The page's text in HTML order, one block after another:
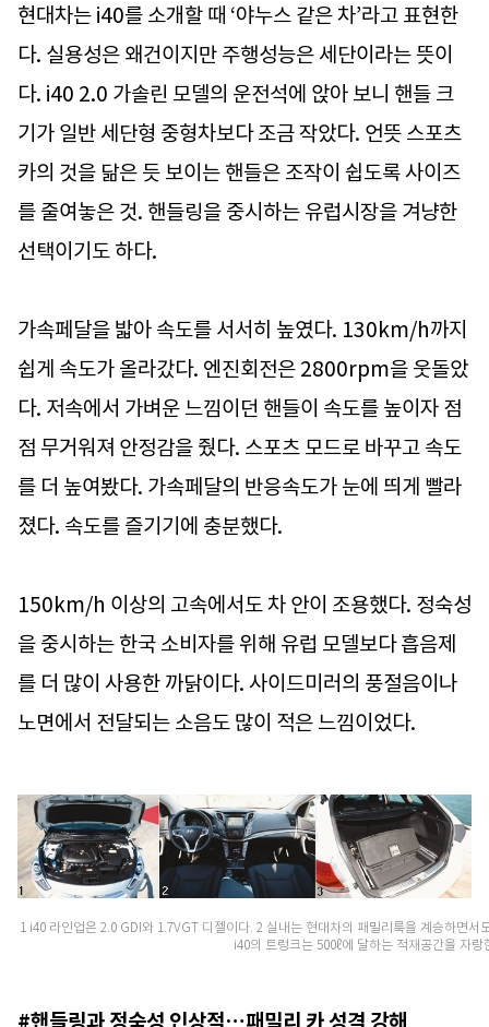
현대차는 i40를 소개할 때 ‘야누스 같은 차’라고 표현한
다. 실용성은 왜건이지만 주행성능은 세단이라는 뜻이
다. i40 2.0 가솔린 모델의 운전석에 앉아 보니 핸들 크
기가 일반 세단형 중형차보다 조금 작았다. 언뜻 스포츠
카의 것을 닮은 듯 보이는 핸들은 조작이 쉽도록 사이즈
를 줄여놓은 것. 핸들링을 중시하는 유럽시장을 겨냥한
선택이기도 하다.
가속페달을 밟아 속도를 서서히 높였다. 130km/h까지
쉽게 속도가 올라갔다. 엔진회전은 2800rpm을 웃돌았
다. 저속에서 가벼운 느낌이던 핸들이 속도를 높이자 점
점 무거워져 안정감을 줬다. 스포츠 모드로 바꾸고 속도
를 더 높여봤다. 가속페달의 반응속도가 눈에 띄게 빨라
졌다. 속도를 즐기기에 충분했다.
150km/h 이상의 고속에서도 차 안이 조용했다. 정숙성
을 중시하는 한국 소비자를 위해 유럽 모델보다 흡음제
를 더 많이 사용한 까닭이다. 사이드미러의 풍절음이나
노면에서 전달되는 소음도 많이 적은 느낌이었다.
1 i40 라인업은 2.0 GDI와 1.7VGT 디젤이다. 2 실내는 현대차의 패밀리룩을 계승하면서
i40의 트렁크는 500ℓ에 달하는 적재공간을 자랑